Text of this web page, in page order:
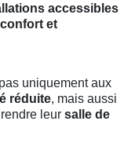
accessibles
et
uniquement aux
réduite, mais aussi
leur salle de